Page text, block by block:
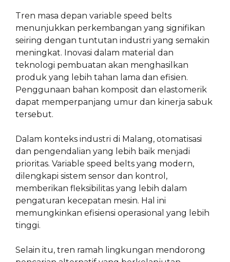
Tren masa depan variable speed belts
menunjukkan perkembangan yang signifikan
seiring dengan tuntutan industri yang semakin
meningkat. Inovasi dalam material dan
teknologi pembuatan akan menghasilkan
produk yang lebih tahan lama dan efisien.
Penggunaan bahan komposit dan elastomerik
dapat memperpanjang umur dan kinerja sabuk
tersebut.
Dalam konteks industri di Malang, otomatisasi
dan pengendalian yang lebih baik menjadi
prioritas. Variable speed belts yang modern,
dilengkapi sistem sensor dan kontrol,
memberikan fleksibilitas yang lebih dalam
pengaturan kecepatan mesin. Hal ini
memungkinkan efisiensi operasional yang lebih
tinggi.
Selain itu, tren ramah lingkungan mendorong